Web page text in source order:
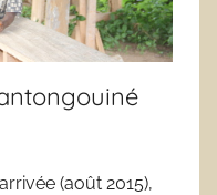
(août 2015),